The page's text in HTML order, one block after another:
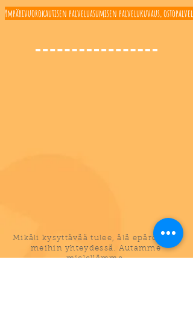
Ympärivuorokautisen palveluasumisen palvelukuvaus, ostopalvelut
Mikäli kysyttävää tulee, älä epäröi olla
meihin yhteydessä. Autamme
mielellämme.